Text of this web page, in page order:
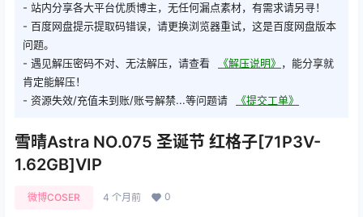
- 站内分享各大平台优质博主，无任何漏点素材，有需求请另寻！
- 百度网盘提示提取码错误，请更换浏览器重试，这是百度网盘版本
问题。
- 遇见解压密码不对、无法解压，请查看
《解压说明》 ，能分享就
肯定能解压！
- 资源失效/充值未到账/账号解禁...等问题请
《提交工单》
雪晴Astra NO.075 圣诞节 红格子[71P3V-
1.62GB]VIP
微博COSER 4 个月前 0